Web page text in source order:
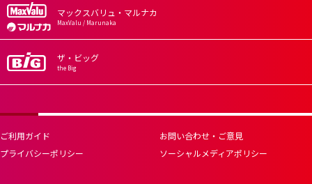
マックスバリュ・マルナカ
MaxValu / Marunaka
ザ・ビッグ
the Big
ご利用ガイド
お問い合わせ・ご意見
プライバシーポリシー
ソーシャルメディアポリシー